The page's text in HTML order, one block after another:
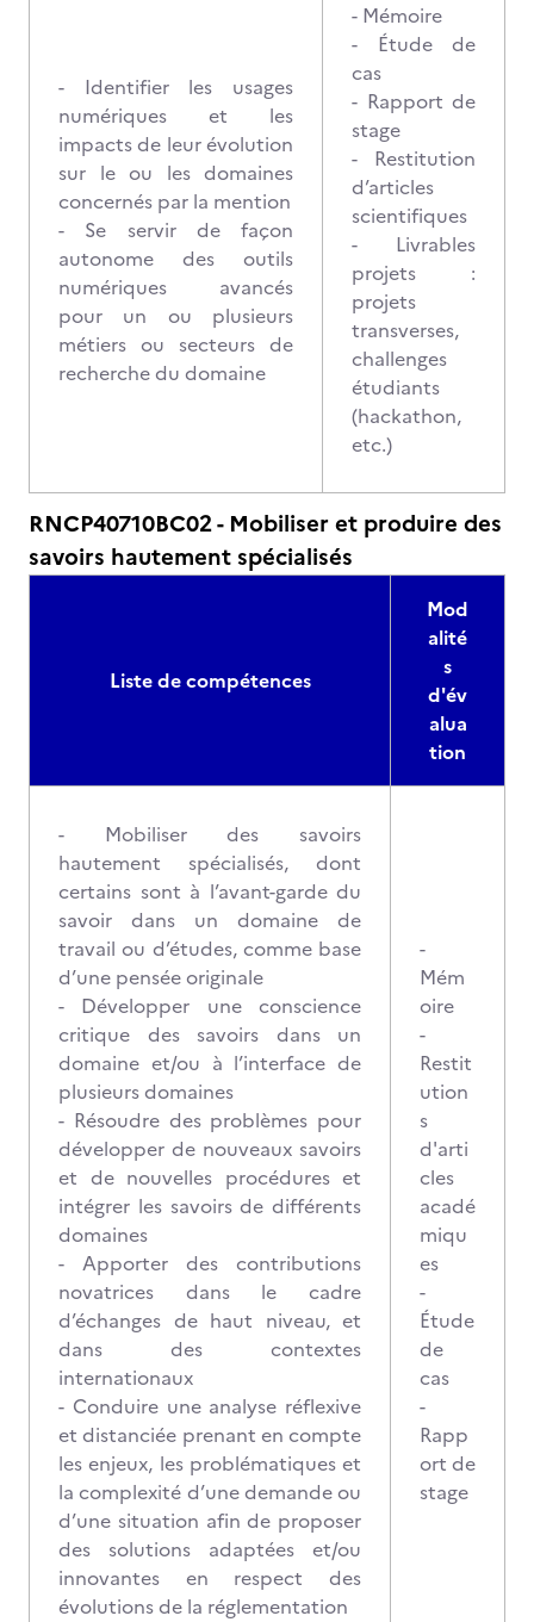
- Identifier les usages
numériques et les
impacts de leur évolution
sur le ou les domaines
concernés par la mention
- Se servir de façon
autonome des outils
numériques avancés
pour un ou plusieurs
métiers ou secteurs de
recherche du domaine
- Mémoire
- Étude de
cas
- Rapport de
stage
- Restitution
d’articles
scientifiques
- Livrables
projets :
projets
transverses,
challenges
étudiants
(hackathon,
etc.)
RNCP40710BC02 - Mobiliser et produire des
savoirs hautement spécialisés
Liste de compétences
Mod
alité
s
d'év
alua
tion
- Mobiliser des savoirs
hautement spécialisés, dont
certains sont à l’avant-garde du
savoir dans un domaine de
travail ou d’études, comme base
d’une pensée originale
- Développer une conscience
critique des savoirs dans un
domaine et/ou à l’interface de
plusieurs domaines
- Résoudre des problèmes pour
développer de nouveaux savoirs
et de nouvelles procédures et
intégrer les savoirs de différents
domaines
- Apporter des contributions
novatrices dans le cadre
d’échanges de haut niveau, et
dans des contextes
internationaux
- Conduire une analyse réflexive
et distanciée prenant en compte
les enjeux, les problématiques et
la complexité d’une demande ou
d’une situation afin de proposer
des solutions adaptées et/ou
innovantes en respect des
évolutions de la réglementation
-
Mém
oire
-
Restit
ution
s
d'arti
cles
acadé
miqu
es
-
Étude
de
cas
-
Rapp
ort de
stage